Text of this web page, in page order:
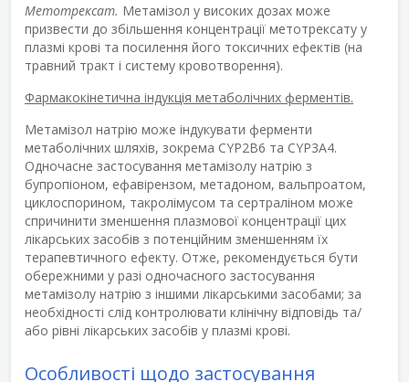
Метотрексат. Метамізол у високих дозах може
призвести до збільшення концентрації метотрексату у
плазмі крові та посилення його токсичних ефектів (на
травний тракт і систему кровотворення).
Фармакокінетична індукція метаболічних ферментів.
Метамізол натрію може індукувати ферменти
метаболічних шляхів, зокрема CYP2B6 та CYP3A4.
Одночасне застосування метамізолу натрію з
бупропіоном, ефавірензом, метадоном, вальпроатом,
циклоспорином, такролімусом та сертраліном може
спричинити зменшення плазмової концентрації цих
лікарських засобів з потенційним зменшенням їх
терапевтичного ефекту. Отже, рекомендується бути
обережними у разі одночасного застосування
метамізолу натрію з іншими лікарськими засобами; за
необхідності слід контролювати клінічну відповідь та/
або рівні лікарських засобів у плазмі крові.
Особливості щодо застосування